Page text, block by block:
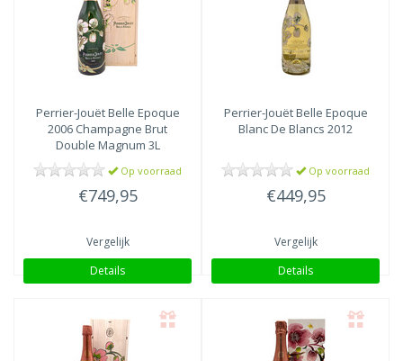
Perrier-JouëtBelle Epoque
2006 Champagne Brut
Double Magnum 3L
Op voorraad
€749,95
Vergelijk
Details
Perrier-JouëtBelle Epoque
Blanc De Blancs 2012
Op voorraad
€449,95
Vergelijk
Details